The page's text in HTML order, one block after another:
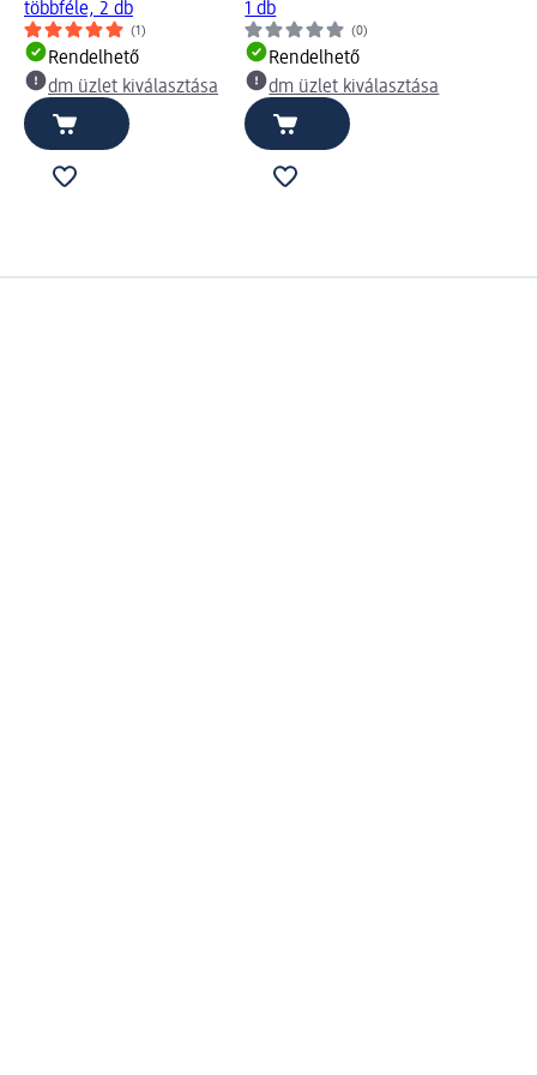
többféle, 2 db
(1)
Rendelhető
dm üzlet kiválasztása
1 db
(0)
Rendelhető
dm üzlet kiválasztása